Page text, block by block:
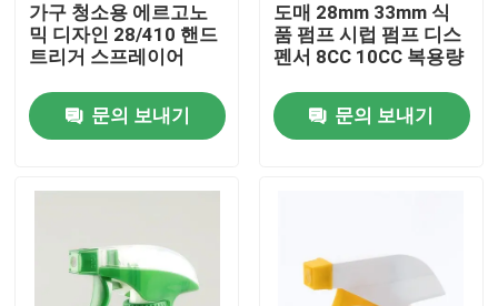
제품
가구 청소용 에르고노
믹 디자인 28/410 핸드
트리거 스프레이어
문의 보내기
도매 28mm 33mm 식
품 펌프 시럽 펌프 디스
펜서 8CC 10CC 복용량
문의 보내기